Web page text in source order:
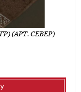
(АРТ. СЕВЕР)